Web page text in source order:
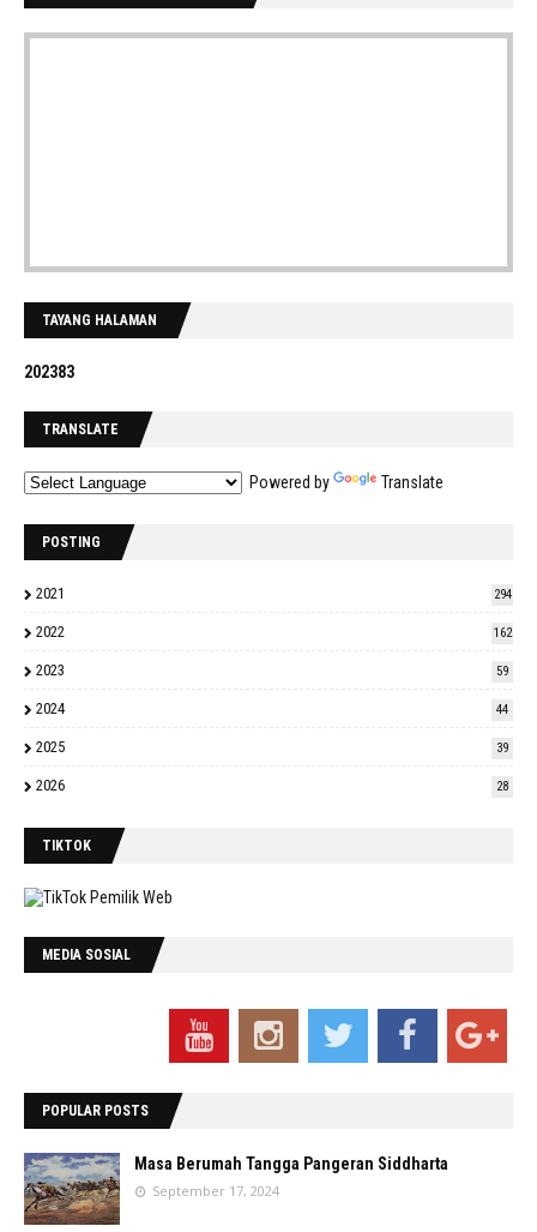
TAYANG HALAMAN
202383
TRANSLATE
Powered by Translate
POSTING
2021 294
2022 162
2023 59
2024 44
2025 39
2026 28
TIKTOK
MEDIA SOSIAL
POPULAR POSTS
Masa Berumah Tangga Pangeran Siddharta
September 17, 2024